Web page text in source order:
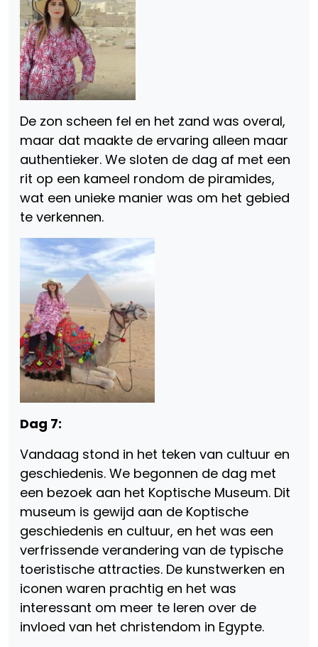
De zon scheen fel en het zand was overal,
maar dat maakte de ervaring alleen maar
authentieker. We sloten de dag af met een
rit op een kameel rondom de piramides,
wat een unieke manier was om het gebied
te verkennen.
Dag 7:
Vandaag stond in het teken van cultuur en
geschiedenis. We begonnen de dag met
een bezoek aan het Koptische Museum. Dit
museum is gewijd aan de Koptische
geschiedenis en cultuur, en het was een
verfrissende verandering van de typische
toeristische attracties. De kunstwerken en
iconen waren prachtig en het was
interessant om meer te leren over de
invloed van het christendom in Egypte.